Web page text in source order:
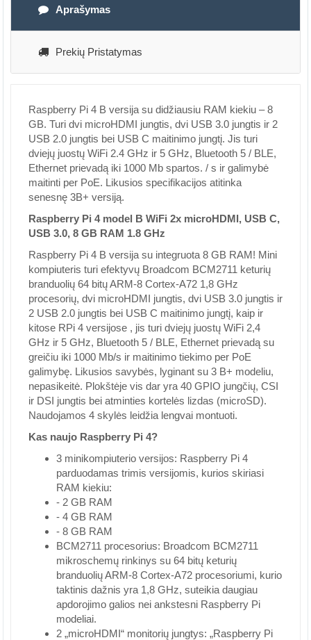
Aprašymas
Prekių Pristatymas
Raspberry Pi 4 B versija su didžiausiu RAM kiekiu – 8
GB. Turi dvi microHDMI jungtis, dvi USB 3.0 jungtis ir 2
USB 2.0 jungtis bei USB C maitinimo jungtį. Jis turi
dviejų juostų WiFi 2.4 GHz ir 5 GHz, Bluetooth 5 / BLE,
Ethernet prievadą iki 1000 Mb spartos. / s ir galimybė
maitinti per PoE. Likusios specifikacijos atitinka
senesnę 3B+ versiją.
Raspberry Pi 4 model B WiFi 2x microHDMI, USB C,
USB 3.0, 8 GB RAM 1.8 GHz
Raspberry Pi 4 B versija su integruota 8 GB RAM! Mini
kompiuteris turi efektyvų Broadcom BCM2711 keturių
branduolių 64 bitų ARM-8 Cortex-A72 1,8 GHz
procesorių, dvi microHDMI jungtis, dvi USB 3.0 jungtis ir
2 USB 2.0 jungtis bei USB C maitinimo jungtį, kaip ir
kitose RPi 4 versijose , jis turi dviejų juostų WiFi 2,4
GHz ir 5 GHz, Bluetooth 5 / BLE, Ethernet prievadą su
greičiu iki 1000 Mb/s ir maitinimo tiekimo per PoE
galimybę. Likusios savybės, lyginant su 3 B+ modeliu,
nepasikeitė. Plokštėje vis dar yra 40 GPIO jungčių, CSI
ir DSI jungtis bei atminties kortelės lizdas (microSD).
Naudojamos 4 skylės leidžia lengvai montuoti.
Kas naujo Raspberry Pi 4?
3 minikompiuterio versijos: Raspberry Pi 4
parduodamas trimis versijomis, kurios skiriasi
RAM kiekiu:
- 2 GB RAM
- 4 GB RAM
- 8 GB RAM
BCM2711 procesorius: Broadcom BCM2711
mikroschemų rinkinys su 64 bitų keturių
branduolių ARM-8 Cortex-A72 procesoriumi, kurio
taktinis dažnis yra 1,8 GHz, suteikia daugiau
apdorojimo galios nei ankstesni Raspberry Pi
modeliai.
2 „microHDMI“ monitorių jungtys: „Raspberry Pi